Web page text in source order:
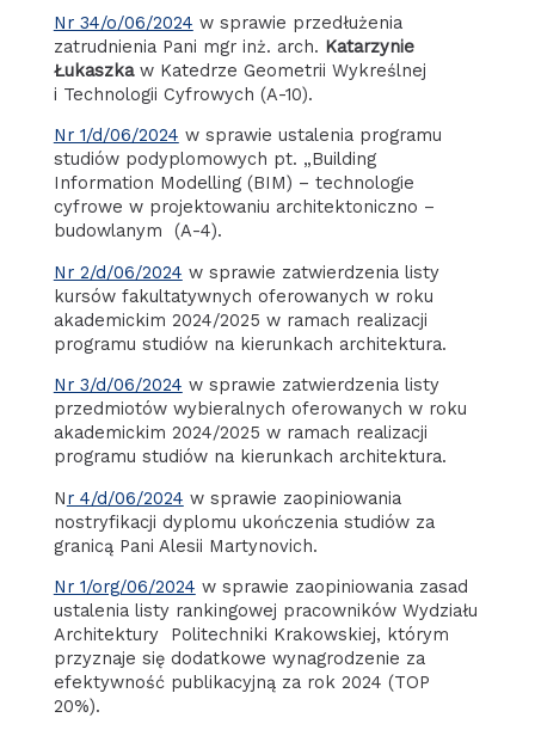
Nr 34/o/06/2024 w sprawie przedłużenia
zatrudnienia Pani mgr inż. arch. Katarzynie
Łukaszka w Katedrze Geometrii Wykreślnej
i Technologii Cyfrowych (A-10).
Nr 1/d/06/2024 w sprawie ustalenia programu
studiów podyplomowych pt. „Building
Information Modelling (BIM) – technologie
cyfrowe w projektowaniu architektoniczno –
budowlanym (A-4).
Nr 2/d/06/2024 w sprawie zatwierdzenia listy
kursów fakultatywnych oferowanych w roku
akademickim 2024/2025 w ramach realizacji
programu studiów na kierunkach architektura.
Nr 3/d/06/2024 w sprawie zatwierdzenia listy
przedmiotów wybieralnych oferowanych w roku
akademickim 2024/2025 w ramach realizacji
programu studiów na kierunkach architektura.
Nr 4/d/06/2024 w sprawie zaopiniowania
nostryfikacji dyplomu ukończenia studiów za
granicą Pani Alesii Martynovich.
Nr 1/org/06/2024 w sprawie zaopiniowania zasad
ustalenia listy rankingowej pracowników Wydziału
Architektury Politechniki Krakowskiej, którym
przyznaje się dodatkowe wynagrodzenie za
efektywność publikacyjną za rok 2024 (TOP
20%).